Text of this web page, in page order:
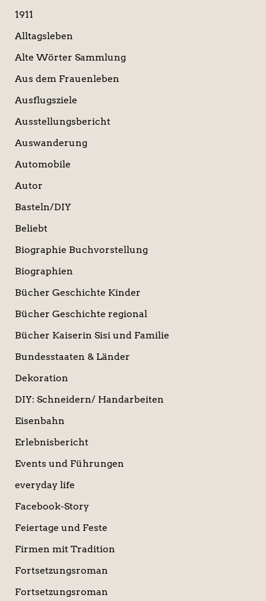
h
1911
Alltagsleben
Alte Wörter Sammlung
Aus dem Frauenleben
Ausflugsziele
Ausstellungsbericht
Auswanderung
Automobile
Autor
Basteln/DIY
Beliebt
Biographie Buchvorstellung
Biographien
Bücher Geschichte Kinder
Bücher Geschichte regional
Bücher Kaiserin Sisi und Familie
Bundesstaaten & Länder
Dekoration
DIY: Schneidern/ Handarbeiten
Eisenbahn
Erlebnisbericht
Events und Führungen
everyday life
Facebook-Story
Feiertage und Feste
Firmen mit Tradition
Fortsetzungsroman
Fortsetzungsroman